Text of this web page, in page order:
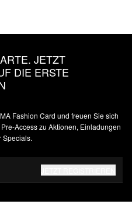
JETZT
DIE ERSTE
Fashion Card und freuen Sie sich
Access zu Aktionen, Einladungen
Specials.